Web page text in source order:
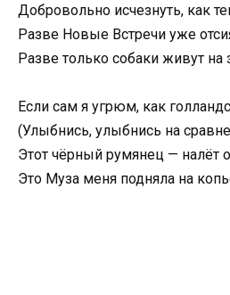
Добровольно исчезнуть, как
Разве Новые Встречи уже
Разве только собаки живут на
Если сам я угрюм, как
(Улыбнись, улыбнись на
Этот чёрный румянец — налёт
Это Муза меня подняла на